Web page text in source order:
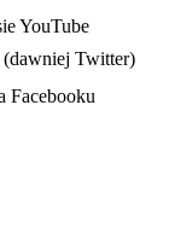
YouTube
(dawniej Twitter)
Facebooku